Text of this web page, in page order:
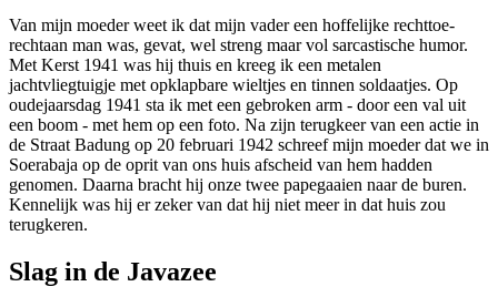
Van mijn moeder weet ik dat mijn vader een hoffelijke rechttoe-
rechtaan man was, gevat, wel streng maar vol sarcastische humor.
Met Kerst 1941 was hij thuis en kreeg ik een metalen
jachtvliegtuigje met opklapbare wieltjes en tinnen soldaatjes. Op
oudejaarsdag 1941 sta ik met een gebroken arm - door een val uit
een boom - met hem op een foto. Na zijn terugkeer van een actie in
de Straat Badung op 20 februari 1942 schreef mijn moeder dat we in
Soerabaja op de oprit van ons huis afscheid van hem hadden
genomen. Daarna bracht hij onze twee papegaaien naar de buren.
Kennelijk was hij er zeker van dat hij niet meer in dat huis zou
terugkeren.
Slag in de Javazee